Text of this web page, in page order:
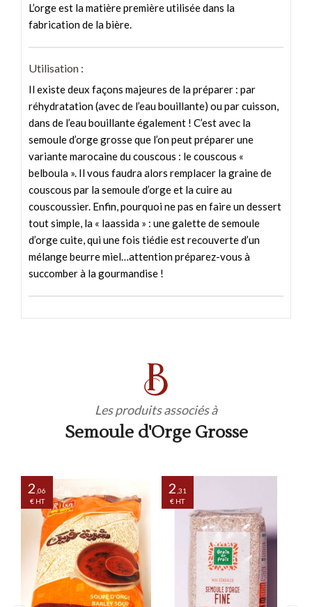
L’orge est la matière première utilisée dans la
fabrication de la bière.
Utilisation :
Il existe deux façons majeures de la préparer : par
réhydratation (avec de l’eau bouillante) ou par cuisson,
dans de l’eau bouillante également ! C’est avec la
semoule d’orge grosse que l’on peut préparer une
variante marocaine du couscous : le couscous «
belboula ». Il vous faudra alors remplacer la graine de
couscous par la semoule d’orge et la cuire au
couscoussier. Enfin, pourquoi ne pas en faire un dessert
tout simple, la « laassida » : une galette de semoule
d’orge cuite, qui une fois tiédie est recouverte d’un
mélange beurre miel…attention préparez-vous à
succomber à la gourmandise !
Les produits associés à
Semoule d'Orge Grosse
2,06
€ HT
2,31
€ HT